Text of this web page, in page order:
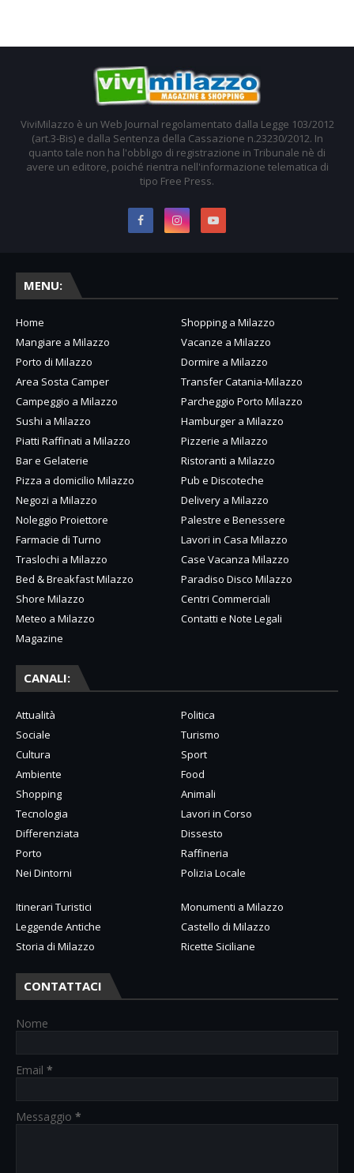
ViviMilazzo è un Web Journal regolamentato dalla Legge 103/2012
(art.3-Bis) e dalla Sentenza della Cassazione n.23230/2012. In
quanto tale non ha l'obbligo di registrazione in Tribunale nè di
avere un editore, poiché rientra nell'informazione telematica di
tipo Free Press.
MENU:
Home
Shopping a Milazzo
Mangiare a Milazzo
Vacanze a Milazzo
Porto di Milazzo
Dormire a Milazzo
Area Sosta Camper
Transfer Catania-Milazzo
Campeggio a Milazzo
Parcheggio Porto Milazzo
Sushi a Milazzo
Hamburger a Milazzo
Piatti Raffinati a Milazzo
Pizzerie a Milazzo
Bar e Gelaterie
Ristoranti a Milazzo
Pizza a domicilio Milazzo
Pub e Discoteche
Negozi a Milazzo
Delivery a Milazzo
Noleggio Proiettore
Palestre e Benessere
Farmacie di Turno
Lavori in Casa Milazzo
Traslochi a Milazzo
Case Vacanza Milazzo
Bed & Breakfast Milazzo
Paradiso Disco Milazzo
Shore Milazzo
Centri Commerciali
Meteo a Milazzo
Contatti e Note Legali
Magazine
CANALI:
Attualità
Politica
Sociale
Turismo
Cultura
Sport
Ambiente
Food
Shopping
Animali
Tecnologia
Lavori in Corso
Differenziata
Dissesto
Porto
Raffineria
Nei Dintorni
Polizia Locale
Itinerari Turistici
Monumenti a Milazzo
Leggende Antiche
Castello di Milazzo
Storia di Milazzo
Ricette Siciliane
CONTATTACI
Nome
Email *
Messaggio *